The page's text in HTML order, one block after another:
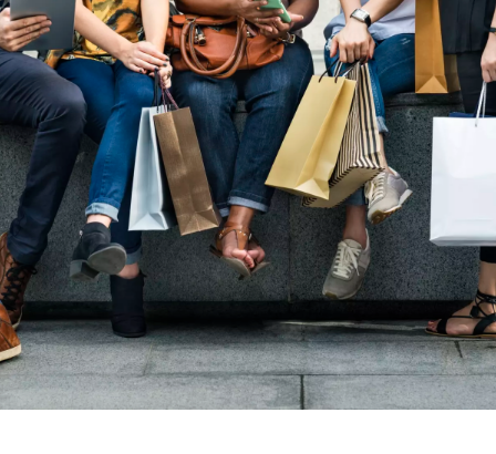
Lista sklepów